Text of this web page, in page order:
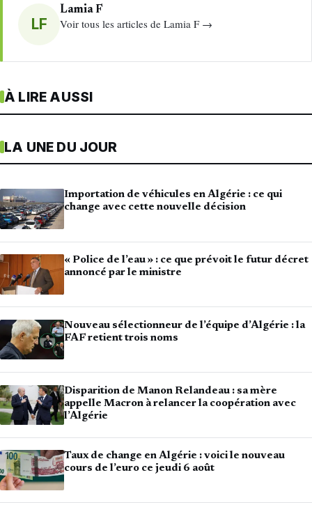
LF
Lamia F
Voir tous les articles de Lamia F →
À LIRE AUSSI
LA UNE DU JOUR
Importation de véhicules en Algérie : ce qui
change avec cette nouvelle décision
« Police de l’eau » : ce que prévoit le futur décret
annoncé par le ministre
Nouveau sélectionneur de l’équipe d’Algérie : la
FAF retient trois noms
Disparition de Manon Relandeau : sa mère
appelle Macron à relancer la coopération avec
l’Algérie
Taux de change en Algérie : voici le nouveau
cours de l’euro ce jeudi 6 août